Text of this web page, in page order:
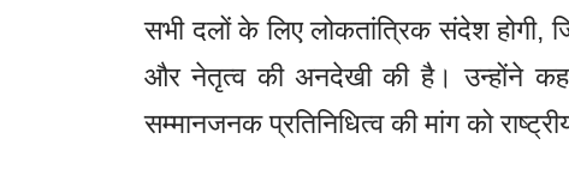
सभी दलों के लिए लोकतांत्रिक संदेश होगी,
और नेतृत्व की अनदेखी की है। उन्होंने
सम्मानजनक प्रतिनिधित्व की मांग को